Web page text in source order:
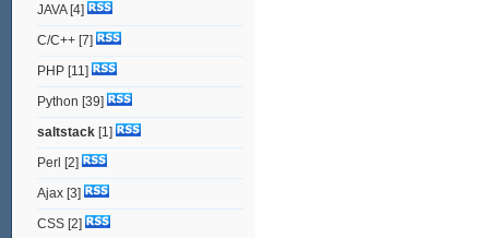
JAVA[4]
C/C++[7]
PHP[11]
Python [39]
saltstack[1]
Perl [2]
Ajax[3]
CSS[2]